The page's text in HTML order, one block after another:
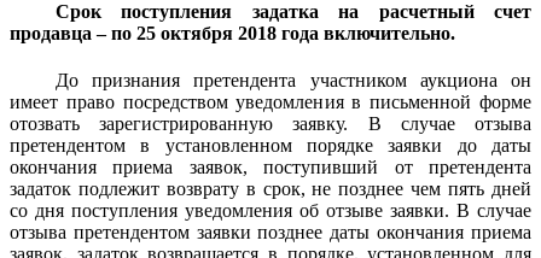
Срок поступления задатка на расчетный счет
продавца – по 25 октября 2018 года включительно.
До признания претендента участником аукциона он
имеет право посредством уведомления в письменной форме
отозвать зарегистрированную заявку. В случае отзыва
претендентом в установленном порядке заявки до даты
окончания приема заявок, поступивший от претендента
задаток подлежит возврату в срок, не позднее чем пять дней
со дня поступления уведомления об отзыве заявки. В случае
отзыва претендентом заявки позднее даты окончания приема